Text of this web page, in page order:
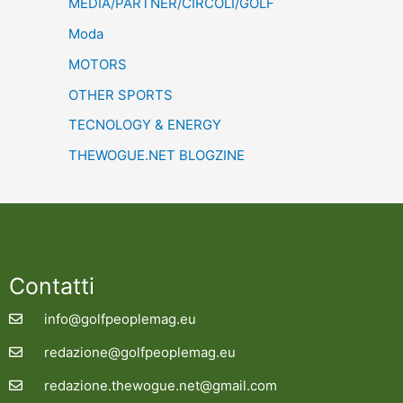
Moda
MOTORS
OTHER SPORTS
TECNOLOGY & ENERGY
THEWOGUE.NET BLOGZINE
Contatti
info@golfpeoplemag.eu
redazione@golfpeoplemag.eu
redazione.thewogue.net@gmail.com